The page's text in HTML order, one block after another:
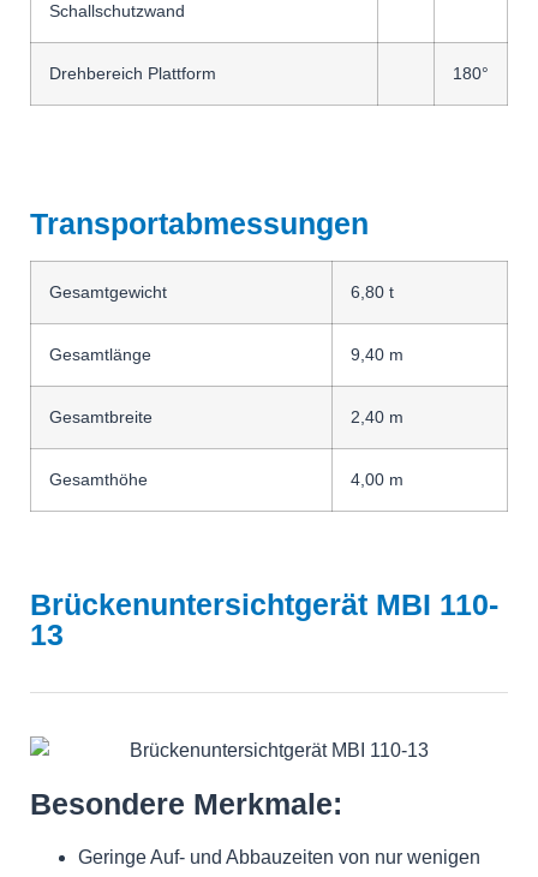
Schallschutzwand
Drehbereich Plattform 180°
Transportabmessungen
Gesamtgewicht 6,80 t
Gesamtlänge 9,40 m
Gesamtbreite 2,40 m
Gesamthöhe 4,00 m
Brückenuntersichtgerät MBI 110-
13
Besondere Merkmale:
Geringe Auf- und Abbauzeiten von nur wenigen